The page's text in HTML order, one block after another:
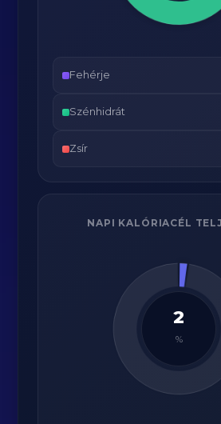
Fehérje
Szénhidrát
Zsír
NAPI KALÓRIACÉL
2
%